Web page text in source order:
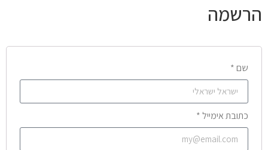
הרשמה
שם *
כתובת אימייל *